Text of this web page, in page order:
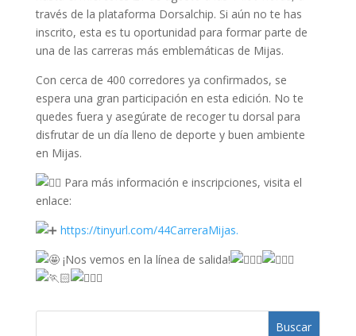
través de la plataforma Dorsalchip. Si aún no te has
inscrito, esta es tu oportunidad para formar parte de
una de las carreras más emblemáticas de Mijas.
Con cerca de 400 corredores ya confirmados, se
espera una gran participación en esta edición. No te
quedes fuera y asegúrate de recoger tu dorsal para
disfrutar de un día lleno de deporte y buen ambiente
en Mijas.
Para más información e inscripciones, visita el
enlace:
https://tinyurl.com/44CarreraMijas.
¡Nos vemos en la línea de salida!
Buscar